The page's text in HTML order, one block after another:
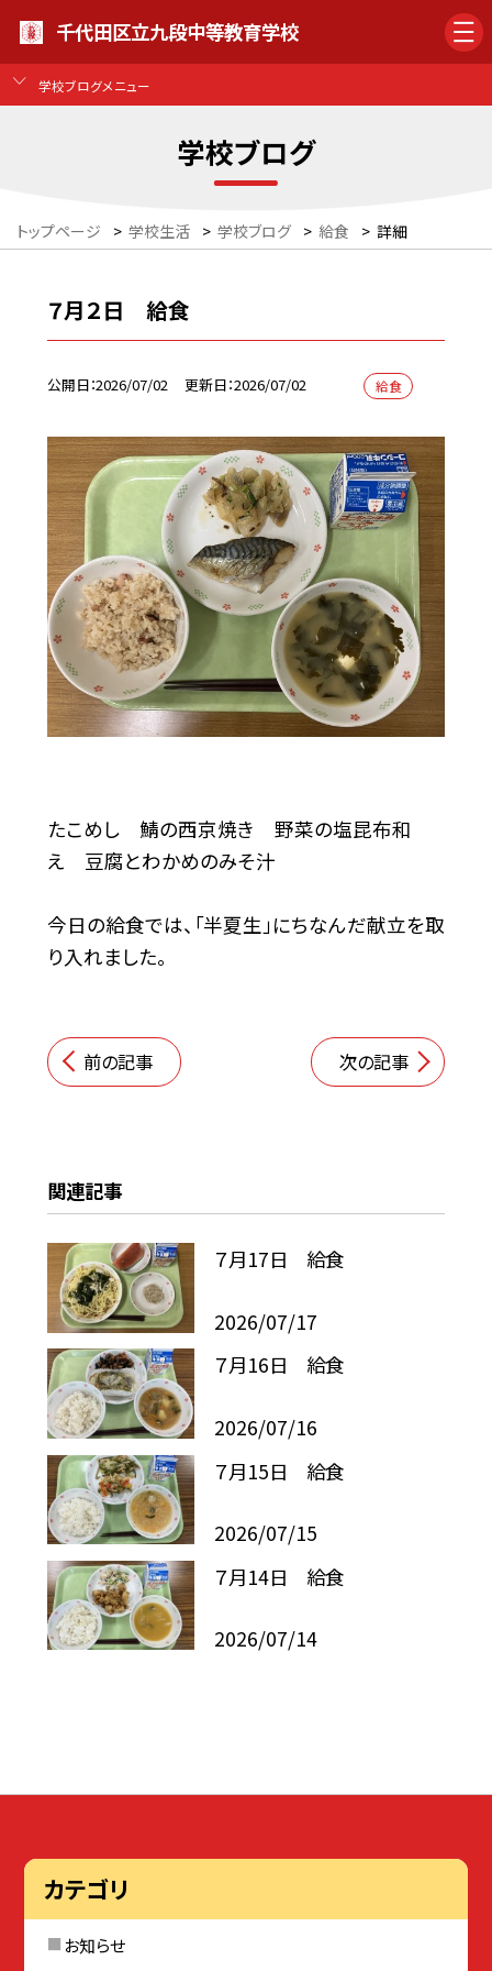
千代田区立九段中等教育学校
学校ブログメニュー
学校ブログ
トップページ > 学校生活 > 学校ブログ > 給食 > 詳細
７月２日 給食
公開日 2026/07/02 更新日 2026/07/02 給食
たこめし 鯖の西京焼き 野菜の塩昆布和
え 豆腐とわかめのみそ汁
今日の給食では、「半夏生」にちなんだ献立を取
り入れました。
前の記事 次の記事
関連記事
７月17日 給食
2026/07/17
７月16日 給食
2026/07/16
７月15日 給食
2026/07/15
７月14日 給食
2026/07/14
カテゴリ
お知らせ